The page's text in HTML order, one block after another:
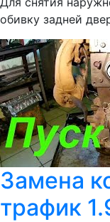
обивку задней
Замена
трафик